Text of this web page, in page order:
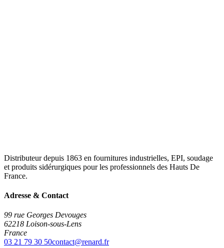
Distributeur depuis 1863 en fournitures industrielles, EPI, soudage
et produits sidérurgiques pour les professionnels des Hauts De
France.
Adresse & Contact
99 rue Georges Devouges
62218 Loison-sous-Lens
France
03 21 79 30 50contact@renard.fr